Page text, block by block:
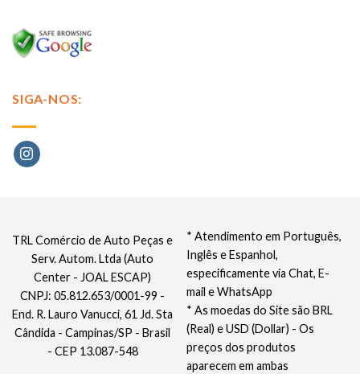
SIGA-NOS:
* Atendimento em Português,
Inglês e Espanhol,
especificamente via Chat, E-
mail e WhatsApp
* As moedas do Site são BRL
(Real) e USD (Dollar) - Os
preços dos produtos
aparecem em ambas
TRL Comércio de Auto Peças e
Serv. Autom. Ltda (Auto
Center - JOAL ESCAP)
CNPJ: 05.812.653/0001-99 -
End. R. Lauro Vanucci, 61 Jd. Sta
Cândida - Campinas/SP - Brasil
- CEP 13.087-548